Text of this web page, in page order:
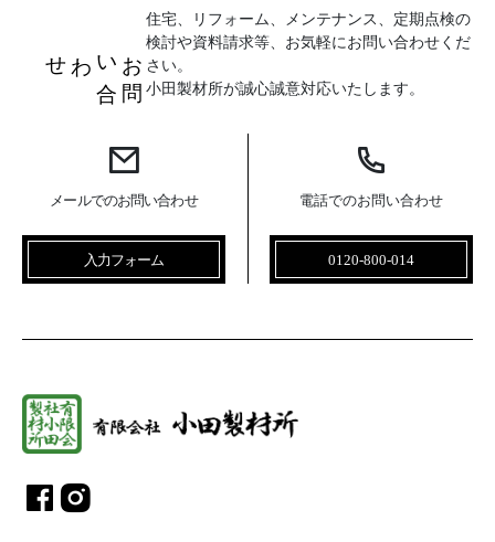
お
問
い
合
わせ
住宅、リフォーム、メンテナンス、定期点検の
検討や資料請求等、お気軽にお問い合わせくだ
さい。
小田製材所が誠心誠意対応いたします。
メールでのお問い合わせ
入力フォーム
電話でのお問い合わせ
0120-800-014